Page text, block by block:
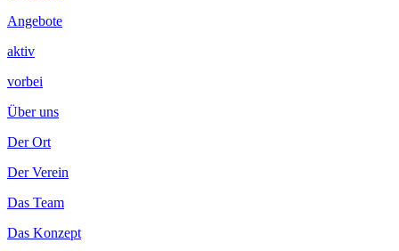
Angebote
aktiv
vorbei
Über uns
Der Ort
Der Verein
Das Team
Das Konzept